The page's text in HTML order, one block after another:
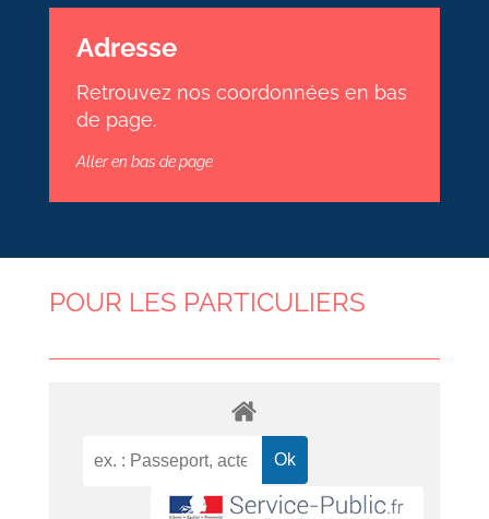
Adresse
Retrouvez nos coordonnées en bas
de page.
Aller en bas de page
POUR LES PARTICULIERS